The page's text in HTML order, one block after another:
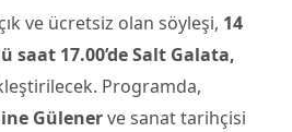
ve ücretsiz olan söyleşi, 14
saat 17.00’de Salt Galata,
Programda,
Gülenerve sanat tarihçisi